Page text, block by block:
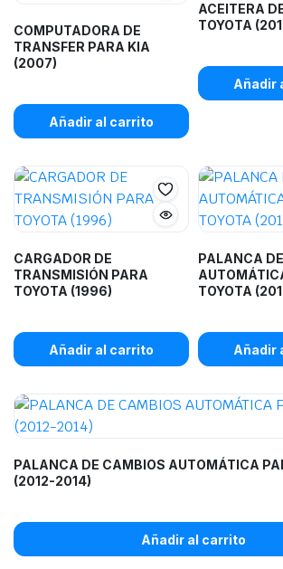
COMPUTADORA DE
TRANSFER PARA KIA
(2007)
Añadir al carrito
ACEITERA
TOYOTA
Añadir
CARGADOR DE
TRANSMISIÓN PARA
TOYOTA (1996)
Añadir al carrito
PALANCA
TOYOTA
Añadir
PALANCA DE CAMBIOS AUTOMÁTICA
(2012-2014)
Añadir al carrito